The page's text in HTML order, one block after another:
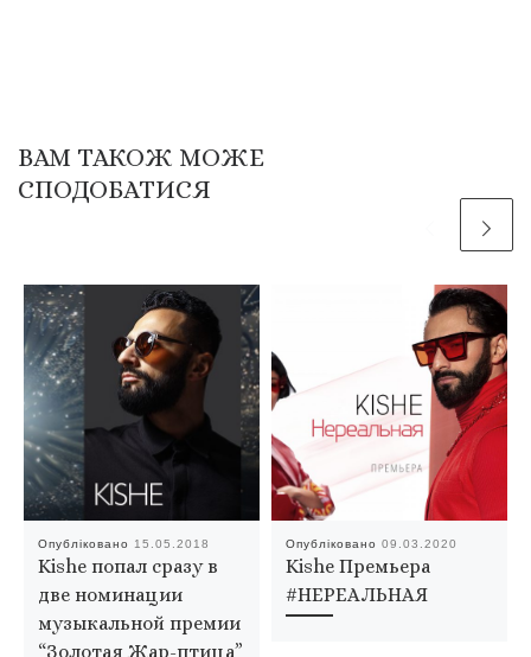
ВАМ ТАКОЖ МОЖЕ
СПОДОБАТИСЯ
Опубліковано 15.05.2018
Kishe попал сразу в
две номинации
музыкальной премии
“Золотая Жар-птица”
Опубліковано 09.03.2020
Kishe Премьера
#НЕРЕАЛЬНАЯ